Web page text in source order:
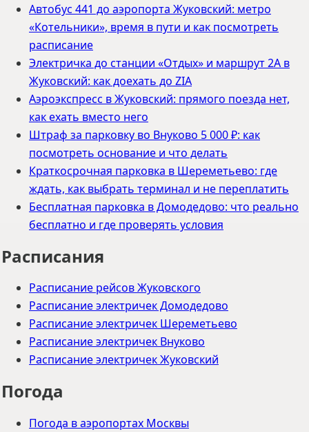
Автобус 441 до аэропорта Жуковский: метро
«Котельники», время в пути и как посмотреть
расписание
Электричка до станции «Отдых» и маршрут 2А в
Жуковский: как доехать до ZIA
Аэроэкспресс в Жуковский: прямого поезда нет,
как ехать вместо него
Штраф за парковку во Внуково 5 000 ₽: как
посмотреть основание и что делать
Краткосрочная парковка в Шереметьево: где
ждать, как выбрать терминал и не переплатить
Бесплатная парковка в Домодедово: что реально
бесплатно и где проверять условия
Расписания
Расписание рейсов Жуковского
Расписание электричек Домодедово
Расписание электричек Шереметьево
Расписание электричек Внуково
Расписание электричек Жуковский
Погода
Погода в аэропортах Москвы